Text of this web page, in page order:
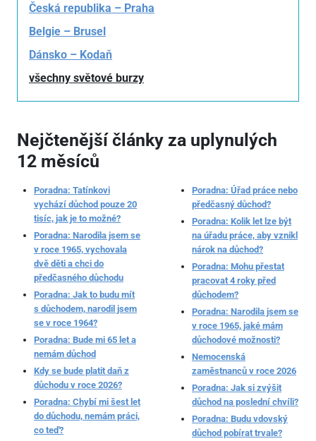
Česká republika – Praha
Belgie – Brusel
Dánsko – Kodaň
všechny světové burzy
Nejčtenější články za uplynulých
12 měsíců
Poradna: Tatínkovi
vychází důchod pouze 20
tisíc, jak je to možné?
Poradna: Narodila jsem se
v roce 1965, vychovala
dvě děti a chci do
předčasného důchodu
Poradna: Jak to budu mít
s důchodem, narodil jsem
se v roce 1964?
Poradna: Bude mi 65 let a
nemám důchod
Kdy se bude platit daň z
důchodu v roce 2026?
Poradna: Chybí mi šest let
do důchodu, nemám práci,
co teď?
Poradna: Úřad práce nebo
předčasný důchod?
Poradna: Kolik let lze být
na úřadu práce, aby vznikl
nárok na důchod?
Poradna: Mohu přestat
pracovat 4 roky před
důchodem?
Poradna: Narodila jsem se
v roce 1965, jaké mám
důchodové možnosti?
Nemocenská
zaměstnanců v roce 2026
Poradna: Jak si zvýšit
důchod na poslední chvíli?
Poradna: Budu vdovský
důchod pobírat trvale?